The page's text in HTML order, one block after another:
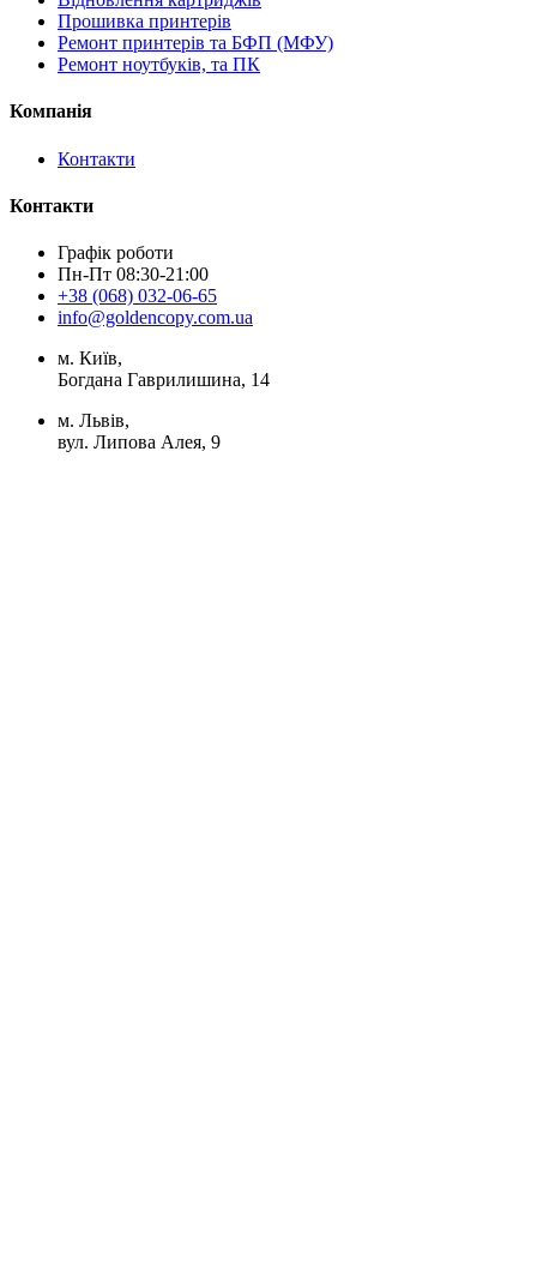
Прошивка принтерів
Ремонт принтерів та БФП (МФУ)
Ремонт ноутбуків, та ПК
Компанія
Контакти
Контакти
Графік роботи
Пн-Пт 08:30-21:00
+38 (068) 032-06-65
info@goldencopy.com.ua
м. Київ,
Богдана Гаврилишина, 14
м. Львів,
вул. Липова Алея, 9